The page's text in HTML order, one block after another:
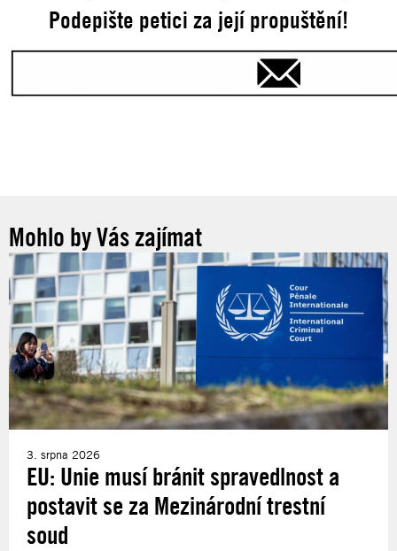
Podepište petici za její propuštění!
Mohlo by Vás zajímat
3. srpna 2026
EU: Unie musí bránit spravedlnost a
postavit se za Mezinárodní trestní
soud